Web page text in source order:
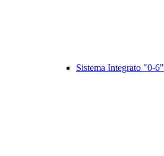
Sistema Integrato "0-6"